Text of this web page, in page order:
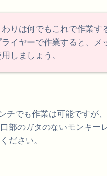
りは何でもこれで作業す
イヤーで作業すると、メ
しましょう。
チでも作業は可能ですが
部のガタのないモンキー
ださい。